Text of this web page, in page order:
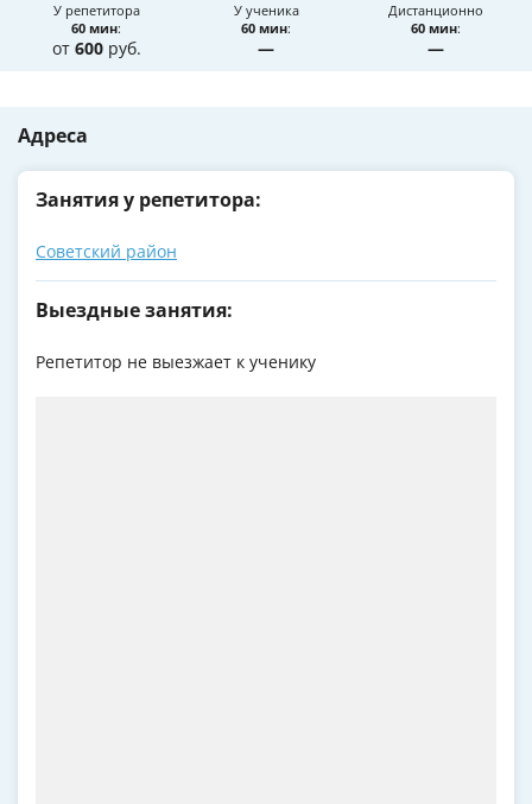
У репетитора
60 мин:
от 600руб.
У ученика
60 мин:
—
Дистанционно
60 мин:
—
Адреса
Занятия у репетитора:
Советский район
Выездные занятия:
Репетитор не выезжает к ученику